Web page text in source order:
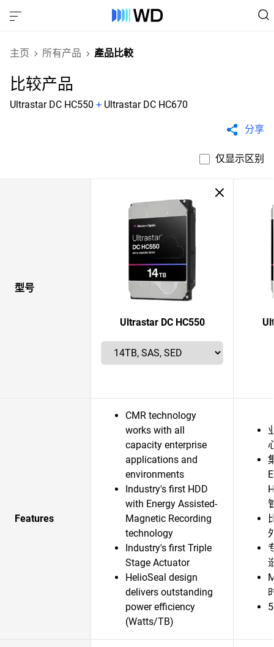
主页 所有产品 產品比較
比较产品
Ultrastar DC HC550 + Ultrastar DC HC670
分享
仅显示区别
型号
Ultrastar DC HC550
Features
CMR technology
works with all
capacity enterprise
applications and
environments
Industry's first HDD
with Energy Assisted-
Magnetic Recording
technology
Industry's first Triple
Stage Actuator
HelioSeal design
delivers outstanding
power efficiency
(Watts/TB)